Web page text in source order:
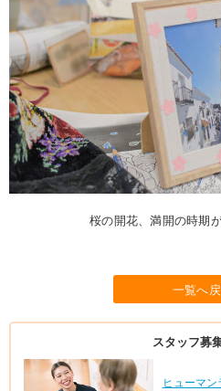
桜の開花、満開の時期
一覧へ
スタッフ募
ヒューマ